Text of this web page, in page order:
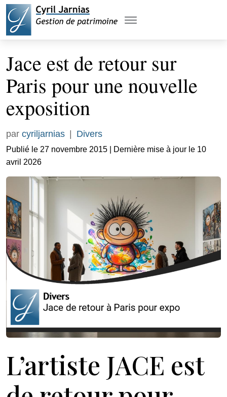
Jace est de retour sur
Paris pour une nouvelle
exposition
par cyriljarnias Divers
Publié le 27 novembre 2015 | Dernière mise à jour le 10
avril 2026
L’artiste JACE est